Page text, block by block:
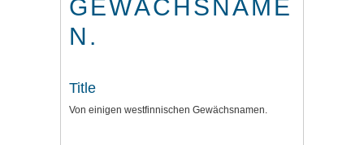
GEWÄCHSNAME
N.
Title
Von einigen westfinnischen Gewächsnamen.